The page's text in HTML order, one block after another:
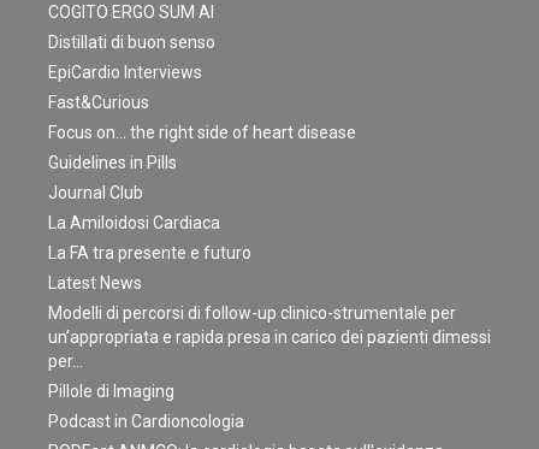
COGITO ERGO SUM AI
Distillati di buon senso
EpiCardio Interviews
Fast&Curious
Focus on… the right side of heart disease
Guidelines in Pills
Journal Club
La Amiloidosi Cardiaca
La FA tra presente e futuro
Latest News
Modelli di percorsi di follow-up clinico-strumentale per
un’appropriata e rapida presa in carico dei pazienti dimessi
per…
Pillole di Imaging
Podcast in Cardioncologia